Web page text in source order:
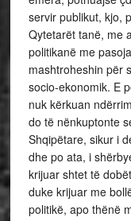
servir publikut, kjo,
Qytetarët tanë, me
politikanë me
mashtroheshin për
socio-ekonomik. E
nuk kërkuan
do të nënkuptonte
Shqipëtare, sikur i
dhe po ata, i
krijuar shtet të
duke krijuar me
politikë, apo thënë